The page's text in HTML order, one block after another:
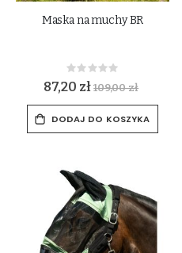
Maska na muchy BR
Rating:
0%
87,20 zł109,00 zł
DODAJ DO KOSZYKA